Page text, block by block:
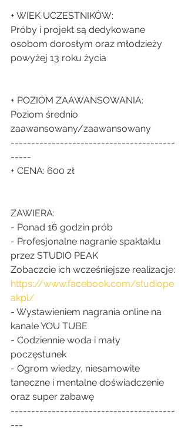
+ WIEK UCZESTNIKÓW:
Próby i projekt są dedykowane
osobom dorosłym oraz młodzieży
powyżej 13 roku życia
+ POZIOM ZAAWANSOWANIA:
Poziom średnio
zaawansowany/zaawansowany
----------------------------------------
-----
+ CENA: 600 zł
ZAWIERA:
- Ponad 16 godzin prób
- Profesjonalne nagranie spaktaklu
przez STUDIO PEAK
Zobaczcie ich wcześniejsze realizacje:
https://www.facebook.com/studiope
akpl/
- Wystawieniem nagrania online na
kanale YOU TUBE
- Codziennie woda i mały
poczęstunek
- Ogrom wiedzy, niesamowite
taneczne i mentalne doświadczenie
oraz super zabawę
----------------------------------------
---